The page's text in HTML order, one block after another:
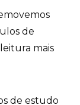
de
mais
de estudo